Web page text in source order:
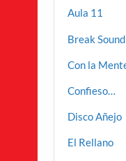
Aula 11
Break Sound
Con la
Confieso…
Disco Añejo
El Rellano